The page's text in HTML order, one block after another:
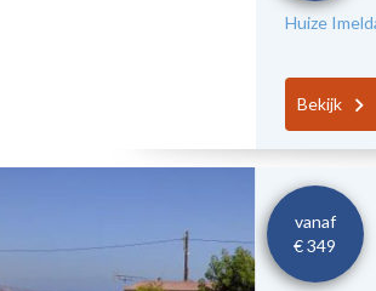
Huize
Bekijk
vanaf
€ 349